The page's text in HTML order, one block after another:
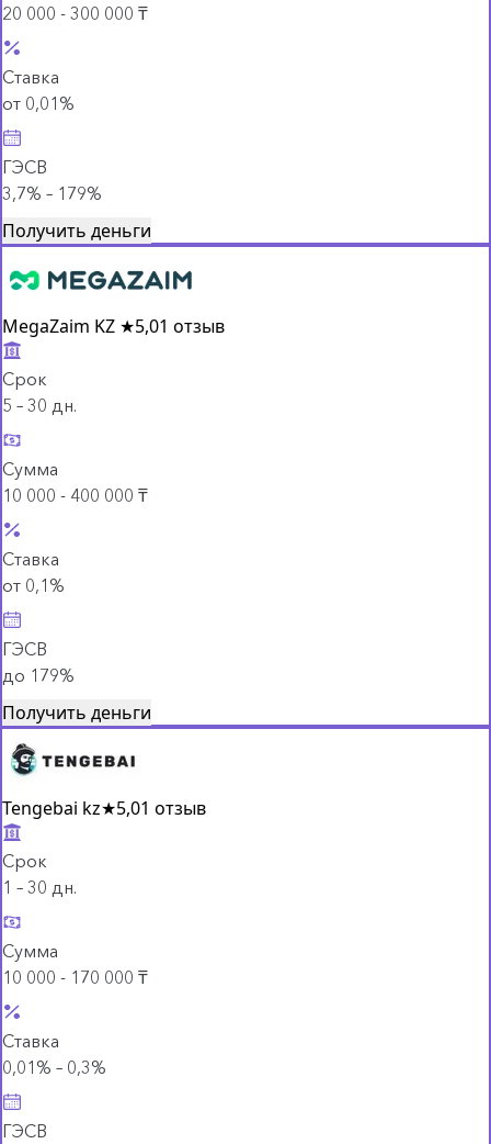
20 000 - 300 000 ₸
Ставка
от 0,01%
ГЭСВ
3,7% – 179%
Получить деньги
MegaZaim KZ ★5,01 отзыв
Срок
5 – 30 дн.
Сумма
10 000 - 400 000 ₸
Ставка
от 0,1%
ГЭСВ
до 179%
Получить деньги
Tengebai kz★5,01 отзыв
Срок
1 – 30 дн.
Сумма
10 000 - 170 000 ₸
Ставка
0,01% – 0,3%
ГЭСВ